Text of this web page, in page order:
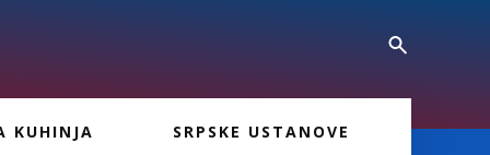
KUHINJA SRPSKE USTANOVE